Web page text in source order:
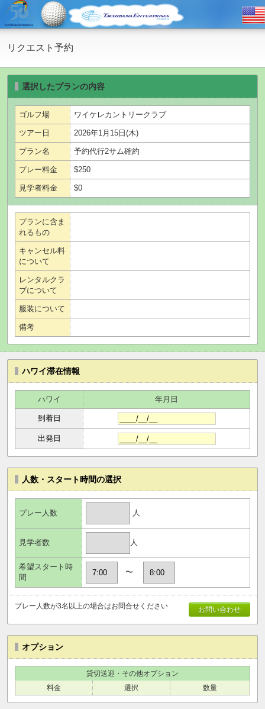
リクエスト予約
選択したプランの内容
ゴルフ場 ワイケレカントリークラブ
ツアー日 2026年1月15日(木)
プラン名 予約代行2サム確約
プレー料金 $250
見学者料金 $0
プランに含ま
れるもの
キャンセル料
について
レンタルクラ
ブについて
服装について
備考
ハワイ滞在情報
ハワイ 年月日
到着日
出発日
人数・スタート時間の選択
プレー人数 人
見学者数 人
希望スタート時
間
〜
お問い合わせ
プレー人数が3名以上の場合はお問合せください
オプション
貸切送迎・その他オプション
料金
選択 数量